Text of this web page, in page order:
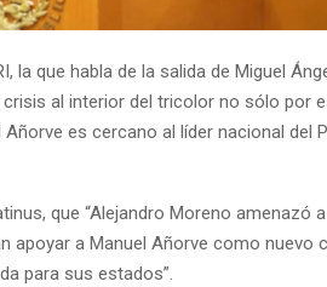
la que habla de la salida de Miguel
al interior del tricolor no sólo por
es cercano al líder nacional del
que “Alejandro Moreno amenazó
apoyar a Manuel Añorve como nuevo
para sus estados”.